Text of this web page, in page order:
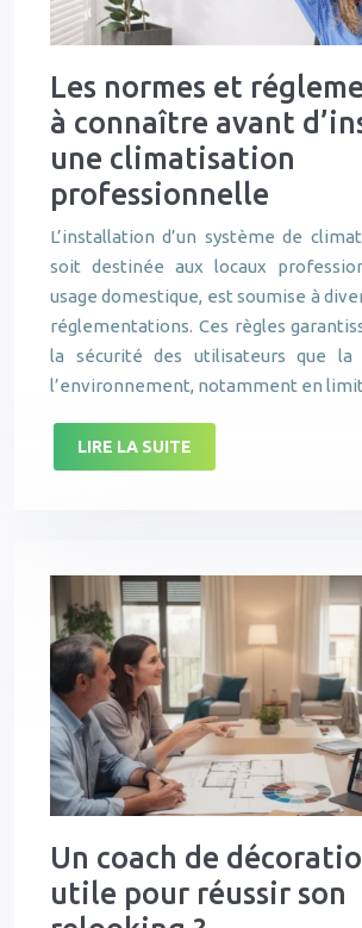
Les normes et
à connaître avant
une climatisation
professionnelle
L’installation d’un système de
soit destinée aux locaux
usage domestique, est soumise à
réglementations. Ces règles
la sécurité des utilisateurs que la
l’environnement, notamment en
LIRE LA SUITE
Un coach de
utile pour réussir son